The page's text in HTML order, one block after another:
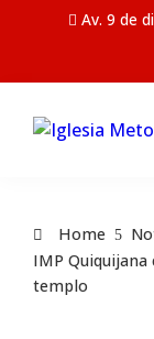
Av. 9 de
Home
IMP
templo